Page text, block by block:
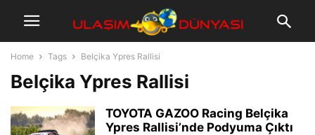
Home Tags Belçika Ypres Rallisi
Belçika Ypres Rallisi
TOYOTA GAZOO Racing Belçika
Ypres Rallisi’nde Podyuma Çıktı